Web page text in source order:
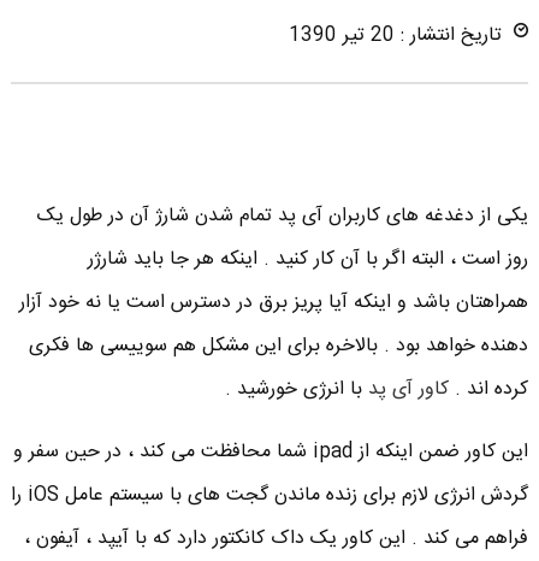
تاریخ انتشار : 20 تیر 1390
یکی از دغدغه های کاربران آی پد تمام شدن شارژ آن در طول یک
روز است ، البته اگر با آن کار کنید . اینکه هر جا باید شارژر
همراهتان باشد و اینکه آیا پریز برق در دسترس است یا نه خود آزار
دهنده خواهد بود . بالاخره برای این مشکل هم سوییسی ها فکری
کرده اند . کاور آی پد با انرژی خورشید .
این کاور ضمن اینکه از ipad شما محافظت می کند ، در حین سفر و
گردش انرژی لازم برای زنده ماندن گجت های با سیستم عامل iOS را
فراهم می کند . این کاور یک داک کانکتور دارد که با آیپد ، آیفون ،